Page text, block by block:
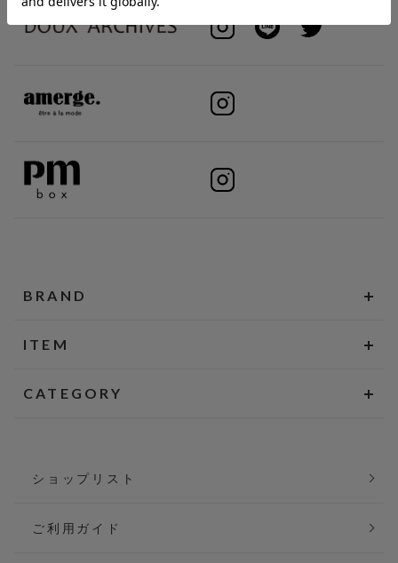
BRAND
ITEM
CATEGORY
ショップリスト
ご利用ガイド